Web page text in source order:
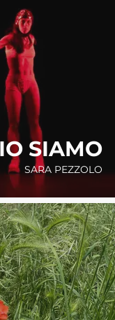
IO SIAMO
SARA PEZZOLO